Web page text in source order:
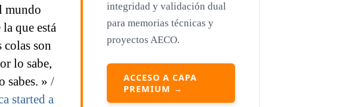
mundo
que está
colas son
lo sabe,
sabes. » /
started a
Frank Lloyd Wright
Louis Sullivan
Miguel Ángel Buonarroti
integridad y validación dual
para memorias técnicas y
proyectos AECO.
ACCESO A CAPA
PREMIUM →